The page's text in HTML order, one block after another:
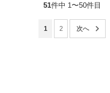
51件中 1〜50件目
1 2